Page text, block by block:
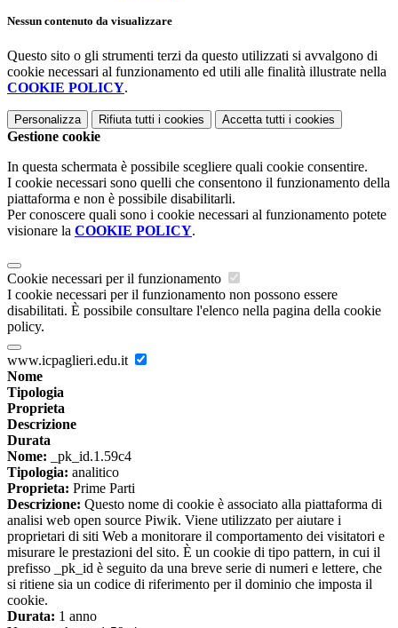
Nessun contenuto da visualizzare
Questo sito o gli strumenti terzi da questo utilizzati si avvalgono di
cookie necessari al funzionamento ed utili alle finalità illustrate nella
COOKIE POLICY.
Personalizza Rifiuta tutti i cookies Accetta tutti i cookies
Gestione cookie
In questa schermata è possibile scegliere quali cookie consentire.
I cookie necessari sono quelli che consentono il funzionamento della
piattaforma e non è possibile disabilitarli.
Per conoscere quali sono i cookie necessari al funzionamento potete
visionare la COOKIE POLICY.
Cookie necessari per il funzionamento
I cookie necessari per il funzionamento non possono essere
disabilitati. È possibile consultare l'elenco nella pagina della cookie
policy.
www.icpaglieri.edu.it
Nome
Tipologia
Proprieta
Descrizione
Durata
Nome: _pk_id.1.59c4
Tipologia: analitico
Proprieta: Prime Parti
Descrizione: Questo nome di cookie è associato alla piattaforma di
analisi web open source Piwik. Viene utilizzato per aiutare i
proprietari di siti Web a monitorare il comportamento dei visitatori e
misurare le prestazioni del sito. È un cookie di tipo pattern, in cui il
prefisso _pk_id è seguito da una breve serie di numeri e lettere, che
si ritiene sia un codice di riferimento per il dominio che imposta il
cookie.
Durata: 1 anno